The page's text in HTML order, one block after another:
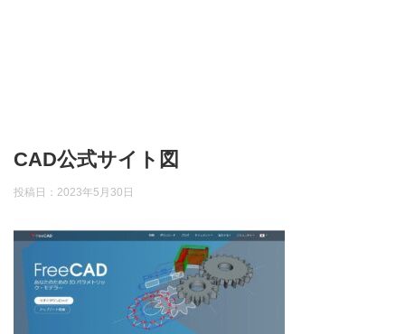
CAD公式サイト図
投稿日： 2023年5月30日